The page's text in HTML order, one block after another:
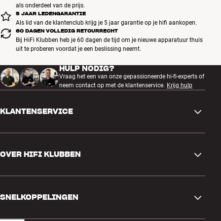
als onderdeel van de prijs.
5 JAAR LEDENGARANTIE
Als lid van de klantenclub krijg je 5 jaar garantie op je hifi aankopen.
60 DAGEN VOLLEDIG RETOURRECHT
Bij HiFi Klubben heb je 60 dagen de tijd om je nieuwe apparatuur thuis
uit te proberen voordat je een beslissing neemt.
HULP NODIG?
Vraag het een van onze gepassioneerde hi-fi-experts of
neem contact op met de klantenservice. Krijg hulp
KLANTENSERVICE
Ruilen en retourneren
Bestelling herroepen
OVER HIFI KLUBBEN
SNELKOPPELINGEN